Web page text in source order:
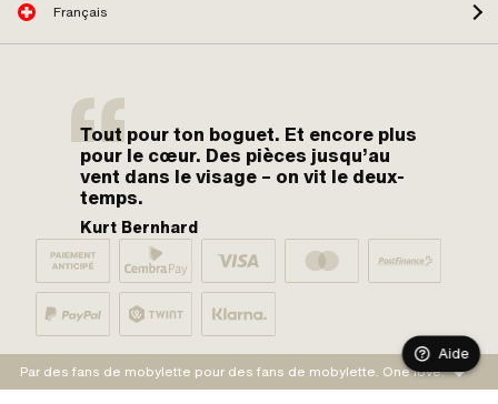
Français
Tout pour ton boguet. Et encore plus
pour le cœur. Des pièces jusqu’au
vent dans le visage – on vit le deux-
temps.
Kurt Bernhard
Par des fans de mobylette pour des fans de mobylette. One love.
Aide